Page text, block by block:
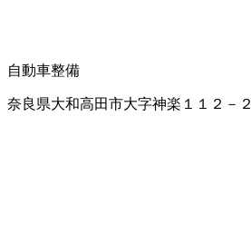
自動車整備
奈良県大和高田市大字神楽１１２－２